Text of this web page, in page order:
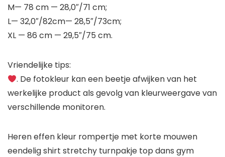
M— 78 cm — 28,0″/71 cm;
L— 32,0″/82cm— 28,5″/73cm;
XL — 86 cm — 29,5″/75 cm.
Vriendelijke tips:
. De fotokleur kan een beetje afwijken van het
werkelijke product als gevolg van kleurweergave van
verschillende monitoren.
Heren effen kleur rompertje met korte mouwen
eendelig shirt stretchy turnpakje top dans gym